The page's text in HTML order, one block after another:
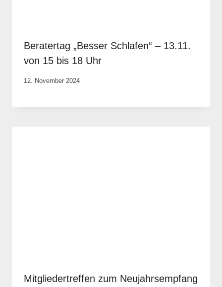
Beratertag „Besser Schlafen“ – 13.11.
von 15 bis 18 Uhr
Von
Krause
12. November 2024
Mitgliedertreffen zum Neujahrsempfang